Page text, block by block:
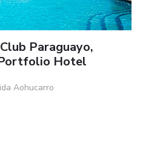
Paraguayo,
Hotel
Aohucarro